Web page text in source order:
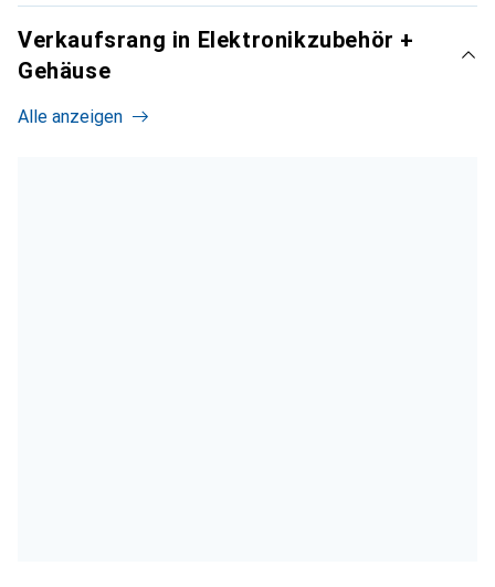
Verkaufsrang in Elektronikzubehör +
Gehäuse
Alle anzeigen